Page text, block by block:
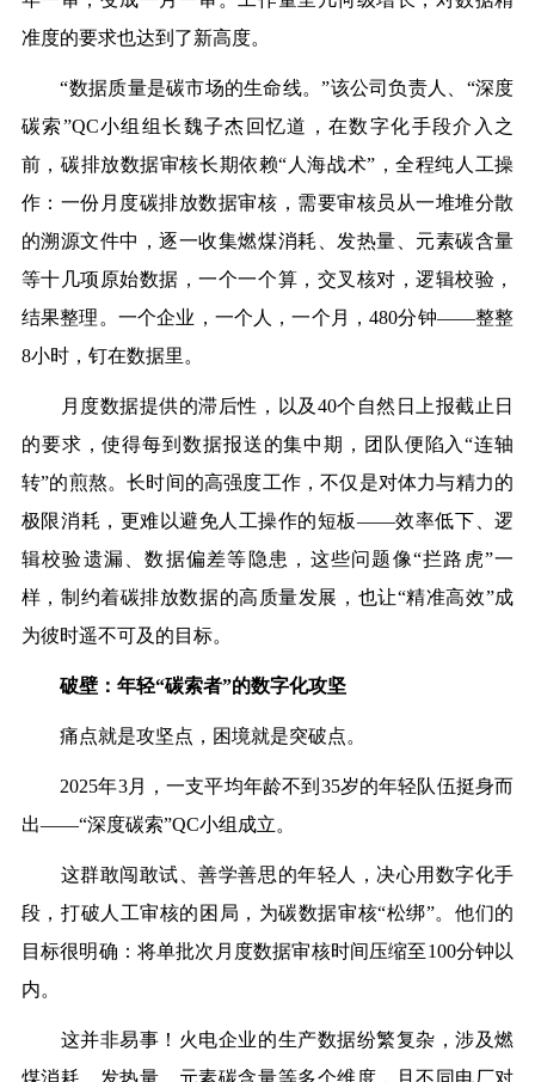
准度的要求也达到了新高度。
“数据质量是碳市场的生命线。”该公司负责人、“深度
碳索”QC小组组长魏子杰回忆道，在数字化手段介入之
前，碳排放数据审核长期依赖“人海战术”，全程纯人工操
作：一份月度碳排放数据审核，需要审核员从一堆堆分散
的溯源文件中，逐一收集燃煤消耗、发热量、元素碳含量
等十几项原始数据，一个一个算，交叉核对，逻辑校验，
结果整理。一个企业，一个人，一个月，480分钟——整整
8小时，钉在数据里。
月度数据提供的滞后性，以及40个自然日上报截止日
的要求，使得每到数据报送的集中期，团队便陷入“连轴
转”的煎熬。长时间的高强度工作，不仅是对体力与精力的
极限消耗，更难以避免人工操作的短板——效率低下、逻
辑校验遗漏、数据偏差等隐患，这些问题像“拦路虎”一
样，制约着碳排放数据的高质量发展，也让“精准高效”成
为彼时遥不可及的目标。
破壁：年轻“碳索者”的数字化攻坚
痛点就是攻坚点，困境就是突破点。
2025年3月，一支平均年龄不到35岁的年轻队伍挺身而
出——“深度碳索”QC小组成立。
这群敢闯敢试、善学善思的年轻人，决心用数字化手
段，打破人工审核的困局，为碳数据审核“松绑”。他们的
目标很明确：将单批次月度数据审核时间压缩至100分钟以
内。
这并非易事！火电企业的生产数据纷繁复杂，涉及燃